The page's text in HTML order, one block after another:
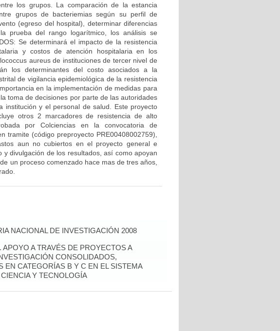
los grupos. La comparación de la estancia
grupos de bacteriemias según su perfil de
(egreso del hospital), determinar diferencias
prueba del rango logarítmico, los análisis se
Se determinará el impacto de la resistencia
y costos de atención hospitalaria en los
aureus de instituciones de tercer nivel de
los determinantes del costo asociados a la
de vigilancia epidemiológica de la resistencia
en la implementación de medidas para
toma de decisiones por parte de las autoridades
institución y el personal de salud. Este proyecto
otros 2 marcadores de resistencia de alto
por Colciencias en la convocatoria de
tramite (código preproyecto PRE00408002759),
aun no cubiertos en el proyecto general e
divulgación de los resultados, así como apoyan
un proceso comenzado hace mas de tres años,
NACIONAL DE INVESTIGACIÓN 2008
APOYO A TRAVÉS DE PROYECTOS A
CONSOLIDADOS,
EN CATEGORÍAS B Y C EN EL SISTEMA
Y TECNOLOGÍA